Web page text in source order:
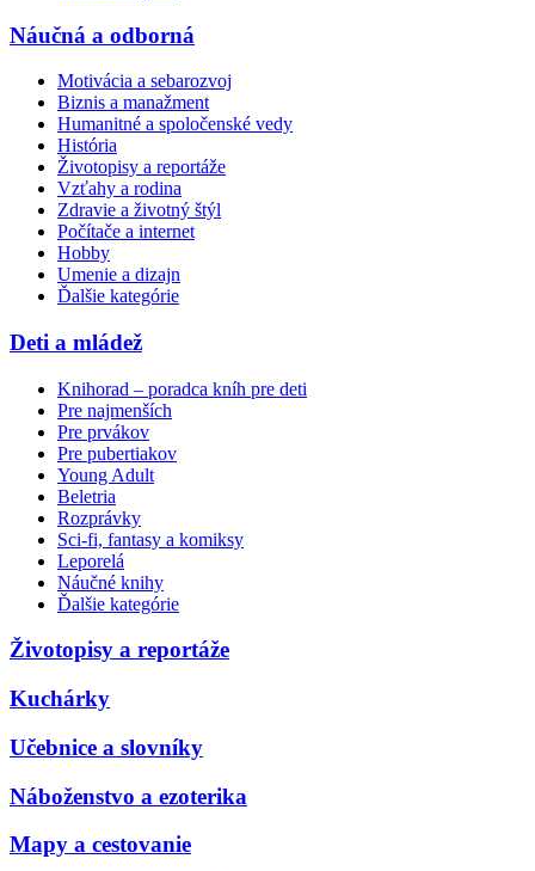
Náučná a odborná
Motivácia a sebarozvoj
Biznis a manažment
Humanitné a spoločenské vedy
História
Životopisy a reportáže
Vzťahy a rodina
Zdravie a životný štýl
Počítače a internet
Hobby
Umenie a dizajn
Ďalšie kategórie
Deti a mládež
Knihorad – poradca kníh pre deti
Pre najmenších
Pre prvákov
Pre pubertiakov
Young Adult
Beletria
Rozprávky
Sci-fi, fantasy a komiksy
Leporelá
Náučné knihy
Ďalšie kategórie
Životopisy a reportáže
Kuchárky
Učebnice a slovníky
Náboženstvo a ezoterika
Mapy a cestovanie